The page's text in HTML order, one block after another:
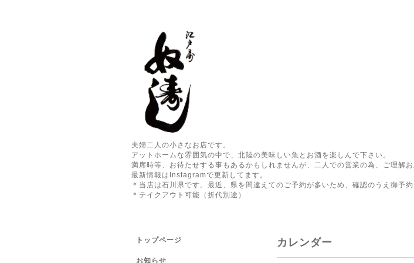
夫婦二人の小さなお店です。
アットホームな雰囲気の中で、北陸の美味しい魚とお酒を楽しんで下さい。
満席時等、お待たせする事もあるかもしれませんが、二人での営業の為、ご理解お
最新情報はInstagramで更新してます。
＊当店は石川県です。最近、県を間違えてのご予約が多いため、確認のうえ御予約
＊テイクアウト可能（折代別途）
カレンダー
トップページ
お知らせ